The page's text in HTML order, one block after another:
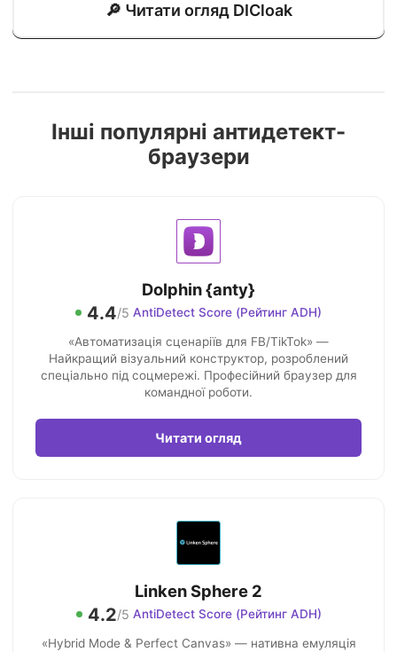
🔎 Читати огляд DICloak
Інші популярні антидетект-
браузери
Dolphin {anty}
4.4/5 AntiDetect Score (Рейтинг ADH)
«Автоматизація сценаріїв для FB/TikTok» —
Найкращий візуальний конструктор, розроблений
спеціально під соцмережі. Професійний браузер для
командної роботи.
Читати огляд
Linken Sphere 2
4.2/5 AntiDetect Score (Рейтинг ADH)
«Hybrid Mode & Perfect Canvas» — нативна емуляція